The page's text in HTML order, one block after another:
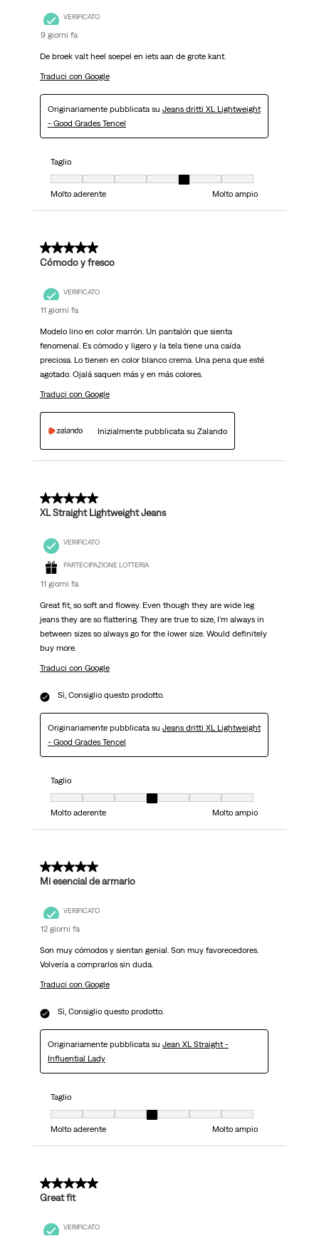
VERIFICATO
9 giorni fa
De broek valt heel soepel en iets aan de grote kant.
Traduci con Google
Originariamente pubblicata su Jeans dritti XL Lightweight
- Good Grades Tencel
Taglio
Taglio, 5 su 7, dove 1 è uguale a Molto aderente e 7 è uguale a Molto
Molto aderente
Molto ampio
5 su 5 stelle.
Cómodo y fresco
VERIFICATO
11 giorni fa
Modelo lino en color marrón. Un pantalón que sienta
fenomenal. Es cómodo y ligero y la tela tiene una caída
preciosa. Lo tienen en color blanco crema. Una pena que esté
agotado. Ojalá saquen más y en más colores.
Traduci con Google
Inizialmente pubblicata su Zalando
5 su 5 stelle.
XL Straight Lightweight Jeans
VERIFICATO
PARTECIPAZIONE LOTTERIA
11 giorni fa
Great fit, so soft and flowey. Even though they are wide leg
jeans they are so flattering. They are true to size, I'm always in
between sizes so always go for the lower size. Would definitely
buy more.
Traduci con Google
Sì, Consiglio questo prodotto.
Originariamente pubblicata su Jeans dritti XL Lightweight
- Good Grades Tencel
Taglio
Taglio, 4 su 7, dove 1 è uguale a Molto aderente e 7 è uguale a Molto
Molto aderente
Molto ampio
5 su 5 stelle.
Mi esencial de armario
VERIFICATO
12 giorni fa
Son muy cómodos y sientan genial. Son muy favorecedores.
Volvería a comprarlos sin duda.
Traduci con Google
Sì, Consiglio questo prodotto.
Originariamente pubblicata su Jean XL Straight -
Influential Lady
Taglio
Taglio, 4 su 7, dove 1 è uguale a Molto aderente e 7 è uguale a Molto
Molto aderente
Molto ampio
5 su 5 stelle.
Great fit
VERIFICATO